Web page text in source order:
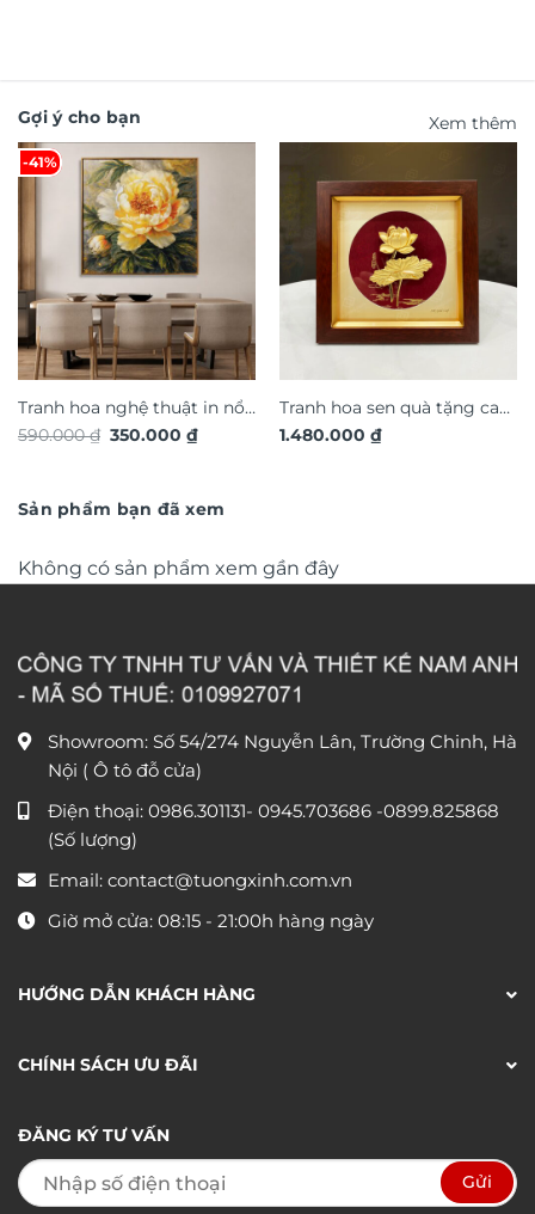
Gợi ý cho bạn Xem thêm
-41%
Tranh hoa nghệ thuật in nổi
3D hiệu ứng dát vàng
590.000₫ Giá
gốc
350.000₫Giá
Tranh hoa sen quà tặng cao
cấp TDV20
1.480.000 ₫
Sản phẩm bạn đã xem
Không có sản phẩm xem gần đây
Showroom: Số 54/274 Nguyễn Lân, Trường Chinh, Hà
Nội ( Ô tô đỗ cửa)
Điện thoại: 0986.301131- 0945.703686 -0899.825868
(Số lượng)
Email: contact@tuongxinh.com.vn
Giờ mở cửa: 08:15 - 21:00h hàng ngày
HƯỚNG DẪN KHÁCH HÀNG
CHÍNH SÁCH ƯU ĐÃI
ĐĂNG KÝ TƯ VẤN